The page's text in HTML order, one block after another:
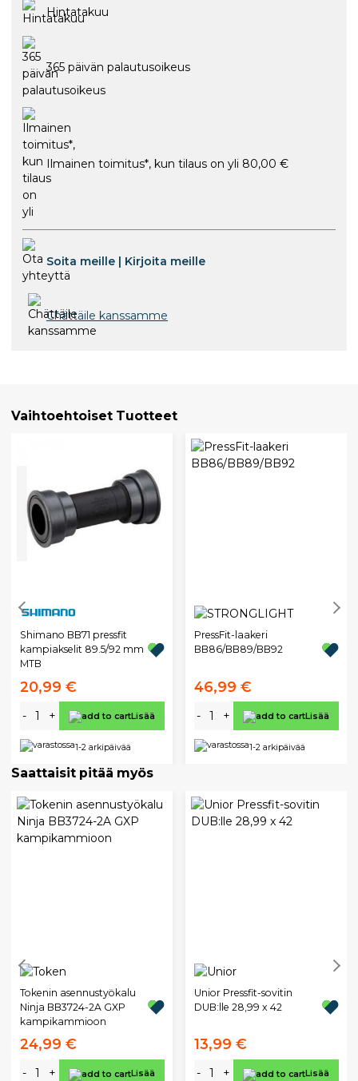
Hintatakuu
365 päivän palautusoikeus
Ilmainen toimitus*, kun tilaus on yli 80,00 €
Soita meille | Kirjoita meille
Chättäile kanssamme
Vaihtoehtoiset Tuotteet
Shimano BB71 pressfit
kampiakselit 89.5/92 mm
MTB
20,99 €
- + Lisää
1-2 arkipäivää
PressFit-laakeri
BB86/BB89/BB92
46,99 €
- + Lisää
1-2 arkipäivää
Saattaisit pitää myös
Tokenin asennustyökalu
Ninja BB3724-2A GXP
kampikammioon
24,99 €
- + Lisää
Unior Pressfit-sovitin
DUB:lle 28,99 x 42
13,99 €
- + Lisää